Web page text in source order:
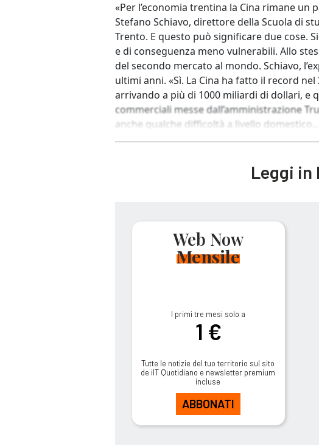
«Per l’economia trentina la Cina rimane un
Stefano Schiavo, direttore della Scuola di
Trento. E questo può significare due cose.
e di conseguenza meno vulnerabili. Allo
del secondo mercato al mondo. Schiavo,
ultimi anni. «Sì. La Cina ha fatto il record
arrivando a più di 1000 miliardi di dollari, e
commerciali messe dall’amministrazione
anche qualche difficoltà a livello domestico...
Leggi in
Web Now
Mensile
I primi tre mesi solo a
1 €
Tutte le notizie del tuo territorio sul sito
de ilT Quotidiano e newsletter premium
incluse
ABBONATI